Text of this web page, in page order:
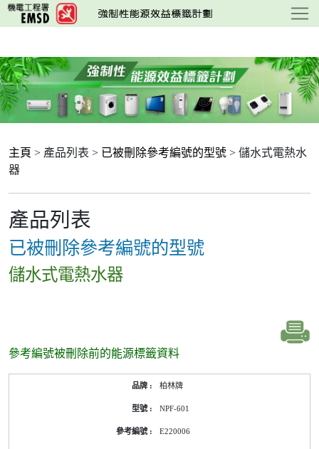
跳
至
要
內
容
主頁 > 產品列表 > 已被刪除參考編號的型號 > 儲水式電熱水
器
產品列表
已被刪除參考編號的型號
儲水式電熱水器
參考編號被刪除前的能源標籤資料
柏林牌
NPF-601
E220006